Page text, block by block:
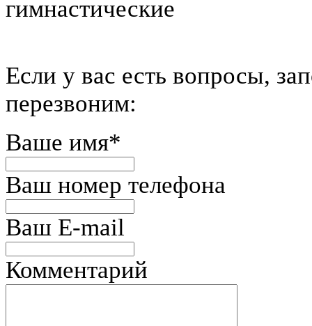
гимнастические
Eсли у вас есть вопросы,
перезвоним:
Ваше имя*
Ваш номер телефона
Ваш E-mail
Комментарий